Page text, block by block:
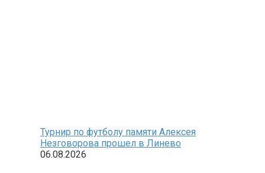
Турнир по футболу памяти Алексея
Незговорова прошел в Линево
06.08.2026